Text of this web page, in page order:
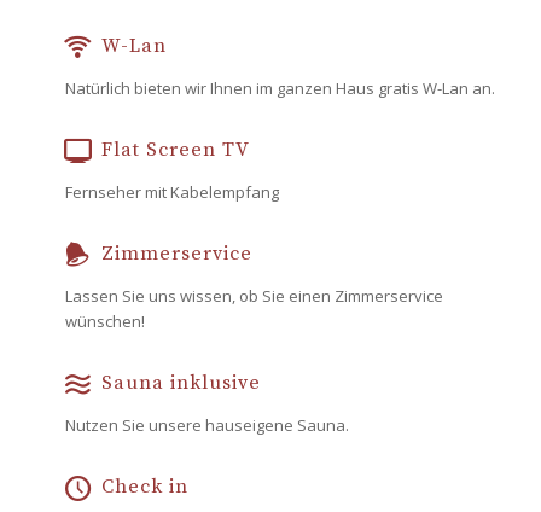
W-Lan
Natürlich bieten wir Ihnen im ganzen Haus gratis W-Lan an.
Flat Screen TV
Fernseher mit Kabelempfang
Zimmerservice
Lassen Sie uns wissen, ob Sie einen Zimmerservice
wünschen!
Sauna inklusive
Nutzen Sie unsere hauseigene Sauna.
Check in